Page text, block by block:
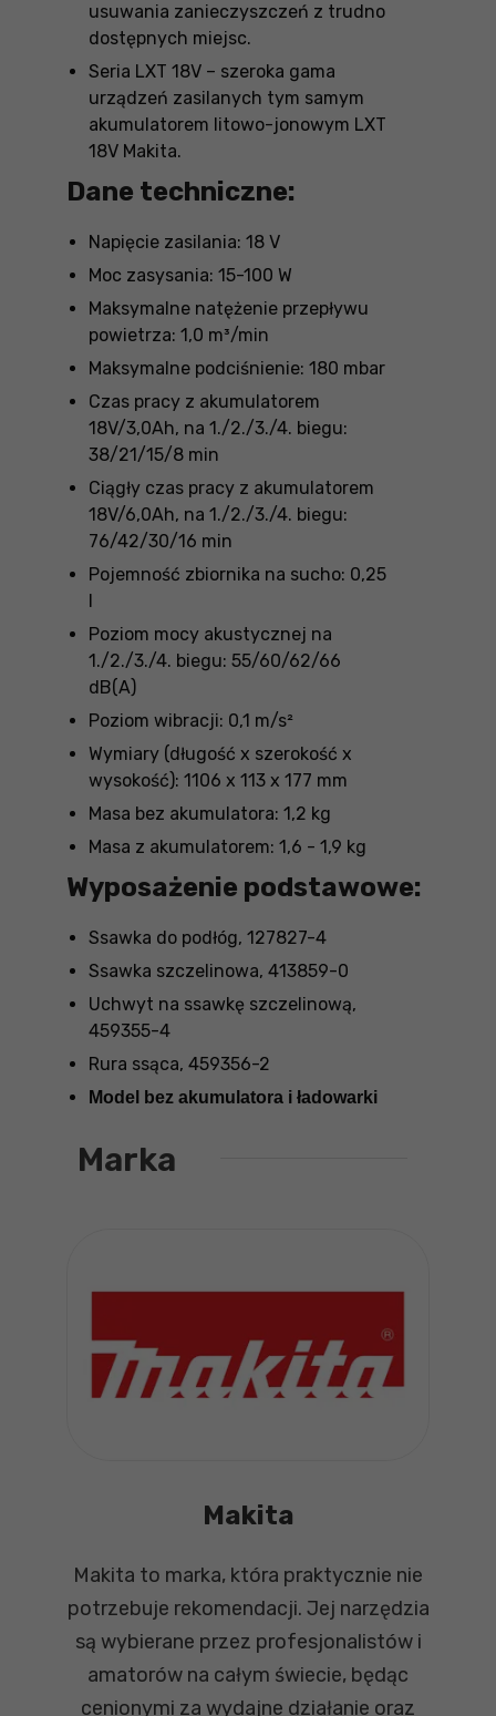
usuwania zanieczyszczeń z trudno
dostępnych miejsc.
Seria LXT 18V – szeroka gama
urządzeń zasilanych tym samym
akumulatorem litowo-jonowym LXT
18V Makita.
Dane techniczne:
Napięcie zasilania: 18 V
Moc zasysania: 15-100 W
Maksymalne natężenie przepływu
powietrza: 1,0 m³/min
Maksymalne podciśnienie: 180 mbar
Czas pracy z akumulatorem
18V/3,0Ah, na 1./2./3./4. biegu:
38/21/15/8 min
Ciągły czas pracy z akumulatorem
18V/6,0Ah, na 1./2./3./4. biegu:
76/42/30/16 min
Pojemność zbiornika na sucho: 0,25
l
Poziom mocy akustycznej na
1./2./3./4. biegu: 55/60/62/66
dB(A)
Poziom wibracji: 0,1 m/s²
Wymiary (długość x szerokość x
wysokość): 1106 x 113 x 177 mm
Masa bez akumulatora: 1,2 kg
Masa z akumulatorem: 1,6 - 1,9 kg
Wyposażenie podstawowe:
Ssawka do podłóg, 127827-4
Ssawka szczelinowa, 413859-0
Uchwyt na ssawkę szczelinową,
459355-4
Rura ssąca, 459356-2
Model bez akumulatora i ładowarki
Marka
Makita
Makita to marka, która praktycznie nie
potrzebuje rekomendacji. Jej narzędzia
są wybierane przez profesjonalistów i
amatorów na całym świecie, będąc
cenionymi za wydajne działanie oraz